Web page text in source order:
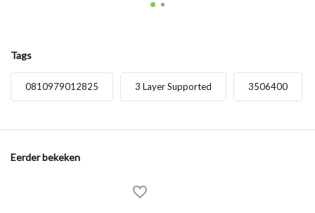
Tags
0810979012825 3 Layer Supported 3506400
Eerder bekeken